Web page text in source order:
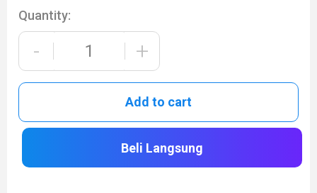
Quantity:
- +
Add to cart
Beli Langsung